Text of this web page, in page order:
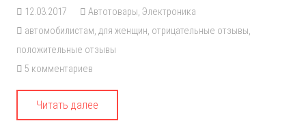
12.03.2017 Автотовары,Электроника
автомобилистам, для женщин, отрицательные отзывы,
положительные отзывы
5 комментариев
Читать далее